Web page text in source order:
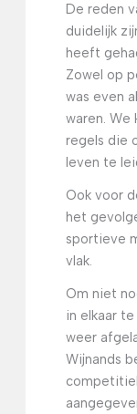
De reden
duidelijk
heeft
Zowel op
was even
waren. We
regels die
leven te
Ook voor
het
sportieve
vlak.
Om niet
in elkaar
weer
Wijnands